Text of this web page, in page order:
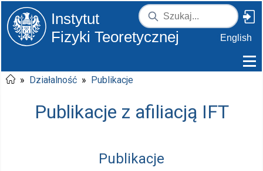
Instytut
Fizyki Teoretycznej
English
» Działalność » Publikacje
Publikacje z afiliacją IFT
Publikacje